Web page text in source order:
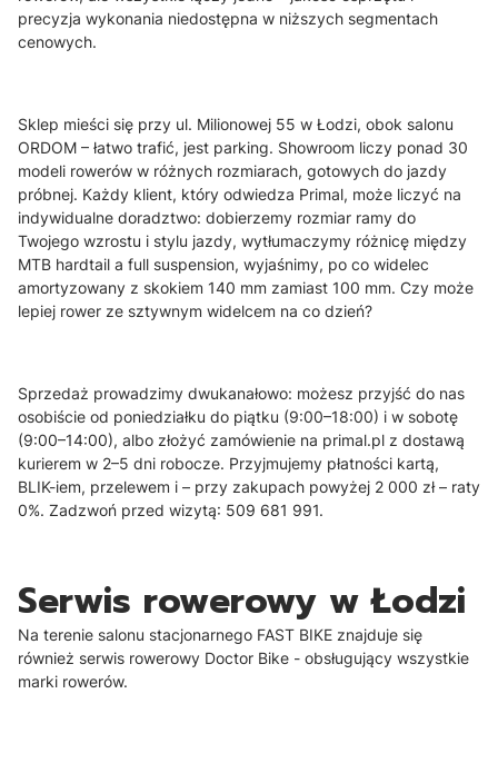
precyzja wykonania niedostępna w niższych segmentach
cenowych.
Sklep mieści się przy ul. Milionowej 55 w Łodzi, obok salonu
ORDOM – łatwo trafić, jest parking. Showroom liczy ponad 30
modeli rowerów w różnych rozmiarach, gotowych do jazdy
próbnej. Każdy klient, który odwiedza Primal, może liczyć na
indywidualne doradztwo: dobierzemy rozmiar ramy do
Twojego wzrostu i stylu jazdy, wytłumaczymy różnicę między
MTB hardtail a full suspension, wyjaśnimy, po co widelec
amortyzowany z skokiem 140 mm zamiast 100 mm. Czy może
lepiej rower ze sztywnym widelcem na co dzień?
Sprzedaż prowadzimy dwukanałowo: możesz przyjść do nas
osobiście od poniedziałku do piątku (9:00–18:00) i w sobotę
(9:00–14:00), albo złożyć zamówienie na primal.pl z dostawą
kurierem w 2–5 dni robocze. Przyjmujemy płatności kartą,
BLIK-iem, przelewem i – przy zakupach powyżej 2 000 zł – raty
0%. Zadzwoń przed wizytą: 509 681 991.
Serwis rowerowy w Łodzi
Na terenie salonu stacjonarnego FAST BIKE znajduje się
również serwis rowerowy Doctor Bike - obsługujący wszystkie
marki rowerów.